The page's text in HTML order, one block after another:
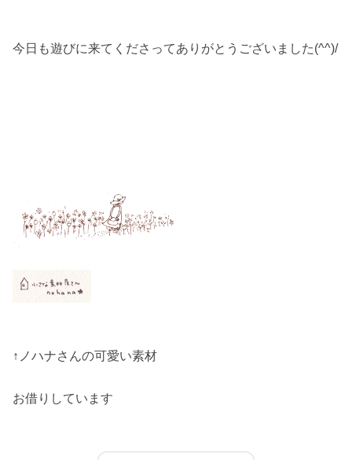
今日も遊びに来てくださってありがとうございました(^^)/
↑ノハナさんの可愛い素材
お借りしています